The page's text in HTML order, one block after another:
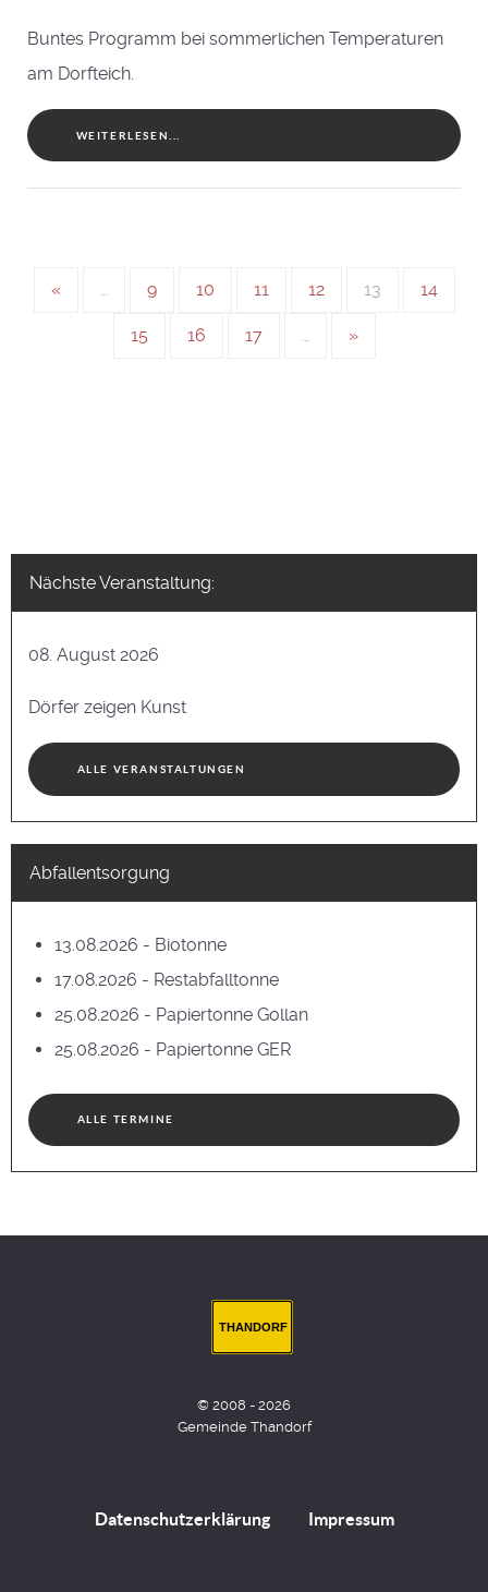
Buntes Programm bei sommerlichen Temperaturen
am Dorfteich.
WEITERLESEN...
« … 9 10 11 12 13 14
15 16 17 … »
Nächste Veranstaltung:
08. August 2026
Dörfer zeigen Kunst
ALLE VERANSTALTUNGEN
Abfallentsorgung
13.08.2026 - Biotonne
17.08.2026 - Restabfalltonne
25.08.2026 - Papiertonne Gollan
25.08.2026 - Papiertonne GER
ALLE TERMINE
THANDORF
© 2008 - 2026
Gemeinde Thandorf
Datenschutzerklärung Impressum